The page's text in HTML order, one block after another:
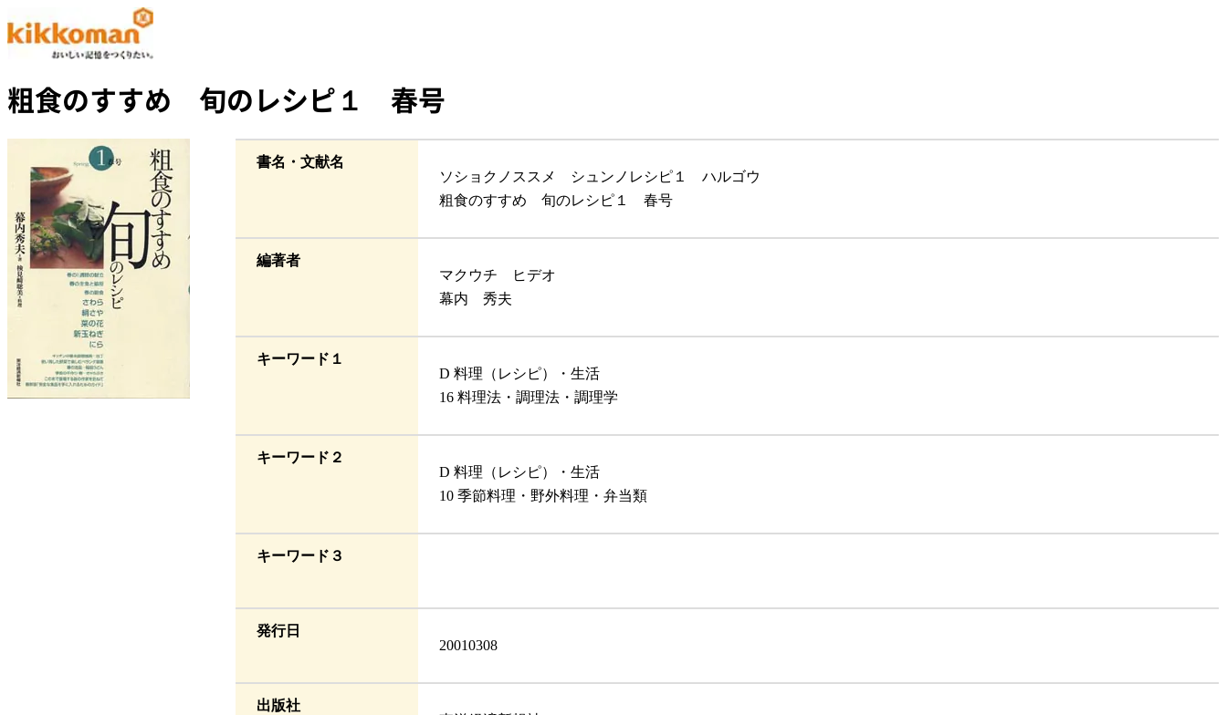
粗食のすすめ 旬のレシピ１ 春号
書名・文献名
ソショクノススメ シュンノレシピ１ ハルゴウ
粗食のすすめ 旬のレシピ１ 春号
編著者
マクウチ ヒデオ
幕内 秀夫
キーワード１
D 料理（レシピ）・生活
16 料理法・調理法・調理学
キーワード２
D 料理（レシピ）・生活
10 季節料理・野外料理・弁当類
キーワード３
発行日
20010308
出版社